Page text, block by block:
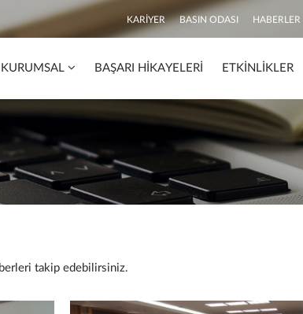
KARIYER BASIN ODASI HABERLER
KURUMSAL BAŞARI HIKAYELERI ETKINLIKLER
takip edebilirsiniz.